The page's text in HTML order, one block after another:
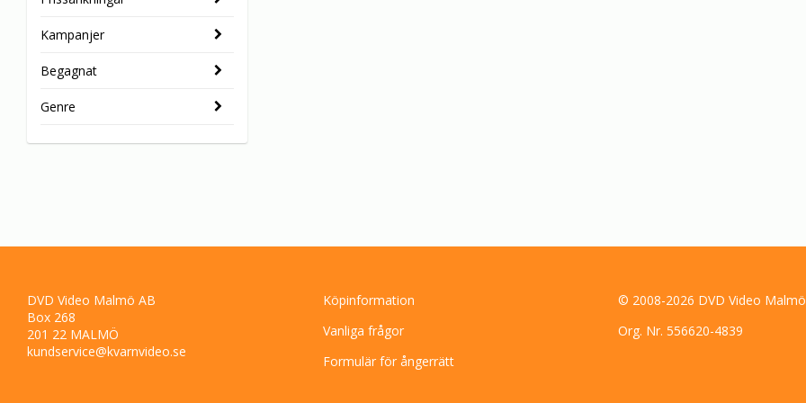
Kampanjer
Begagnat
Genre
DVD Video Malmö AB
Box 268
201 22 MALMÖ
kundservice@kvarnvideo.se
Köpinformation
Vanliga frågor
Formulär för ångerrätt
© 2008-2026 DVD Video
Org. Nr. 556620-4839